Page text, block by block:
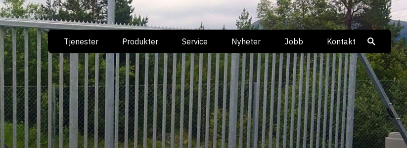
Tjenester Produkter Service Nyheter Jobb Kontakt